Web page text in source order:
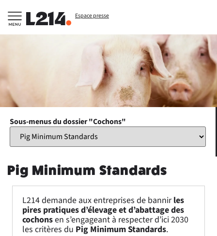
Espace presse
Sous-menus du dossier "Cochons"
Pig Minimum Standards
L214 demande aux entreprises de bannirles
pires pratiques d’élevage et d’abattage des
cochonsen s’engageant à respecter d’ici 2030
les critères du Pig Minimum Standards.